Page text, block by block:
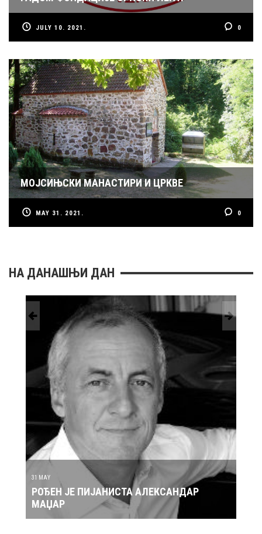
JULY 10. 2021. 0
МОЈСИЊСКИ МАНАСТИРИ И ЦРКВЕ
MAY 31. 2021. 0
НА ДАНАШЊИ ДАН
РОЂЕН ЈЕ ПЕВАЧ ЗДРАВКО ЧОЛИЋ